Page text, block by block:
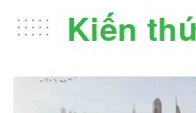
Kiến